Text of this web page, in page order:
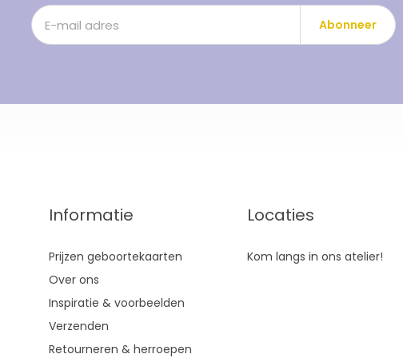
Abonneer
Informatie
Prijzen geboortekaarten
Over ons
Inspiratie & voorbeelden
Verzenden
Retourneren & herroepen
Locaties
Kom langs in ons atelier!